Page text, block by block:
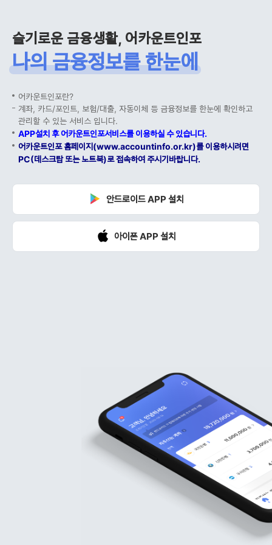
슬기로운 금융생활, 어카운트인포
나의 금융정보를 한눈에
어카운트인포란?
계좌, 카드/포인트, 보험/대출, 자동이체 등 금융정보를 한눈에 확인하고
관리할 수 있는 서비스 입니다.
APP설치 후 어카운트인포서비스를 이용하실 수 있습니다.
어카운트인포 홈페이지(www.accountinfo.or.kr)를 이용하시려면
PC(데스크탑 또는 노트북)로 접속하여 주시기바랍니다.
안드로이드 APP 설치
아이폰 APP 설치